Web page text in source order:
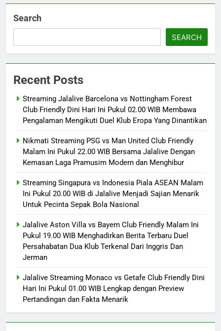
Search
SEARCH
Recent Posts
Streaming Jalalive Barcelona vs Nottingham Forest
Club Friendly Dini Hari Ini Pukul 02.00 WIB Membawa
Pengalaman Mengikuti Duel Klub Eropa Yang Dinantikan
Nikmati Streaming PSG vs Man United Club Friendly
Malam Ini Pukul 22.00 WIB Bersama Jalalive Dengan
Kemasan Laga Pramusim Modern dan Menghibur
Streaming Singapura vs Indonesia Piala ASEAN Malam
Ini Pukul 20.00 WIB di Jalalive Menjadi Sajian Menarik
Untuk Pecinta Sepak Bola Nasional
Jalalive Aston Villa vs Bayern Club Friendly Malam Ini
Pukul 19.00 WIB Menghadirkan Berita Terbaru Duel
Persahabatan Dua Klub Terkenal Dari Inggris Dan
Jerman
Jalalive Streaming Monaco vs Getafe Club Friendly Dini
Hari Ini Pukul 01.00 WIB Lengkap dengan Preview
Pertandingan dan Fakta Menarik